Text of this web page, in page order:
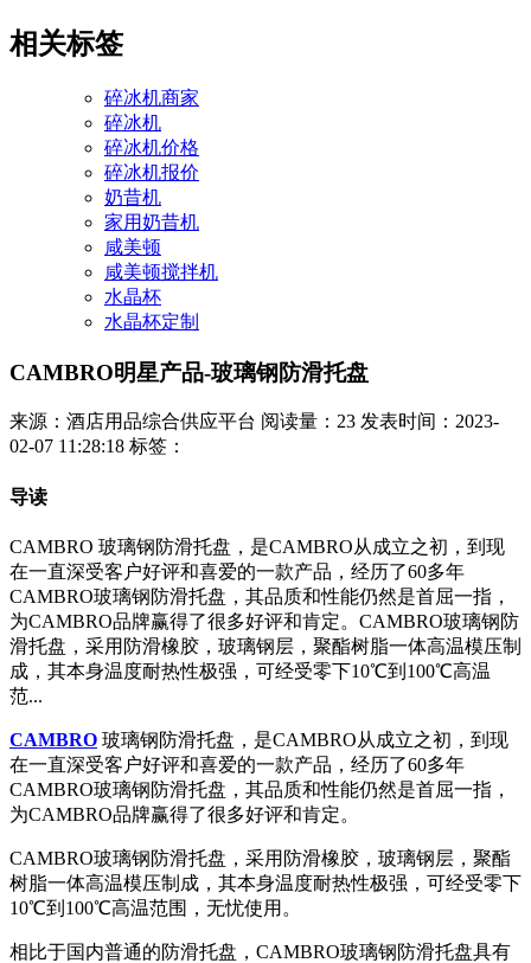
相关标签
碎冰机商家
碎冰机
碎冰机价格
碎冰机报价
奶昔机
家用奶昔机
咸美顿
咸美顿搅拌机
水晶杯
水晶杯定制
CAMBRO明星产品-玻璃钢防滑托盘
来源：酒店用品综合供应平台 阅读量：23 发表时间：2023-
02-07 11:28:18 标签：
导读
CAMBRO 玻璃钢防滑托盘，是CAMBRO从成立之初，到现
在一直深受客户好评和喜爱的一款产品，经历了60多年
CAMBRO玻璃钢防滑托盘，其品质和性能仍然是首屈一指，
为CAMBRO品牌赢得了很多好评和肯定。CAMBRO玻璃钢防
滑托盘，采用防滑橡胶，玻璃钢层，聚酯树脂一体高温模压制
成，其本身温度耐热性极强，可经受零下10℃到100℃高温
范...
CAMBRO 玻璃钢防滑托盘，是CAMBRO从成立之初，到现
在一直深受客户好评和喜爱的一款产品，经历了60多年
CAMBRO玻璃钢防滑托盘，其品质和性能仍然是首屈一指，
为CAMBRO品牌赢得了很多好评和肯定。
CAMBRO玻璃钢防滑托盘，采用防滑橡胶，玻璃钢层，聚酯
树脂一体高温模压制成，其本身温度耐热性极强，可经受零下
10℃到100℃高温范围，无忧使用。
相比于国内普通的防滑托盘，CAMBRO玻璃钢防滑托盘具有